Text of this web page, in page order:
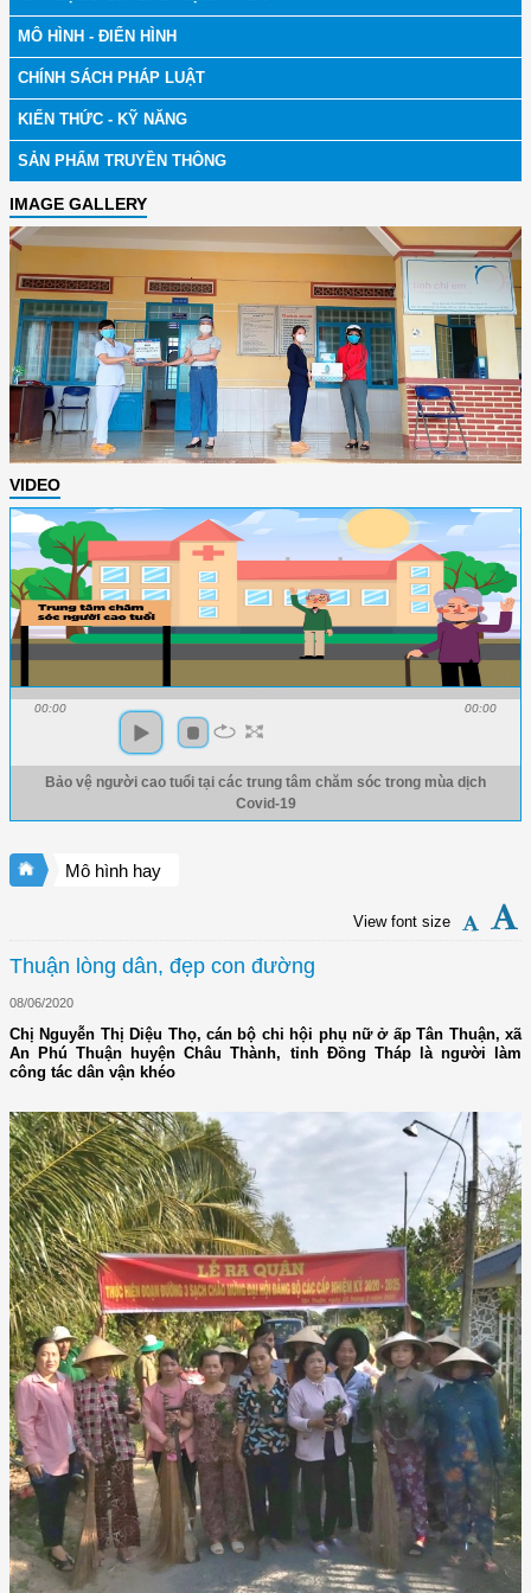
MÔ HÌNH - ĐIỂN HÌNH
CHÍNH SÁCH PHÁP LUẬT
KIẾN THỨC - KỸ NĂNG
SẢN PHẨM TRUYỀN THÔNG
IMAGE GALLERY
VIDEO
00:00 00:00
Bảo vệ người cao tuổi tại các trung tâm chăm sóc trong mùa dịch
Covid-19
Mô hình hay
View font size
Thuận lòng dân, đẹp con đường
08/06/2020
Chị Nguyễn Thị Diệu Thọ, cán bộ chi hội phụ nữ ở ấp Tân Thuận, xã
An Phú Thuận huyện Châu Thành, tỉnh Đồng Tháp là người làm
công tác dân vận khéo